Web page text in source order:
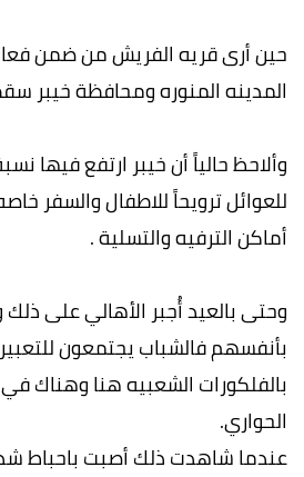
حين أرى قريه الفريش من ضمن
المدينه المنوره ومحافظة خيبر
وألاحظ حالياً أن خيبر ارتفع فيها
للعوائل ترويحاً للاطفال والسفر
أماكن الترفيه والتسلية .
وحتى بالعيد أُجبر الأهالي على
بأنفسهم فالشباب يجتمعون
بالفلكورات الشعبيه هنا وهناك
الحواري.
عندما شاهدت ذلك أصبت باحباط